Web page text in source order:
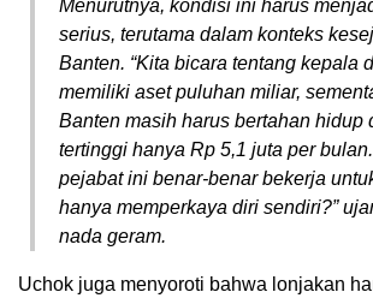
Menurutnya, kondisi ini harus
serius, terutama dalam konteks
Banten. “Kita bicara tentang kepala
memiliki aset puluhan miliar,
Banten masih harus bertahan hidup
tertinggi hanya Rp 5,1 juta per
pejabat ini benar-benar bekerja
hanya memperkaya diri sendiri?”
nada geram.
Uchok juga menyoroti bahwa lonjakan